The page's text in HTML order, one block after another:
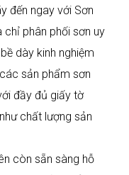
đến ngay với Sơn
chỉ phân phối sơn uy
dày kinh nghiệm
sản phẩm sơn
đầy đủ giấy tờ
chất lượng sản
còn sẵn sàng hỗ